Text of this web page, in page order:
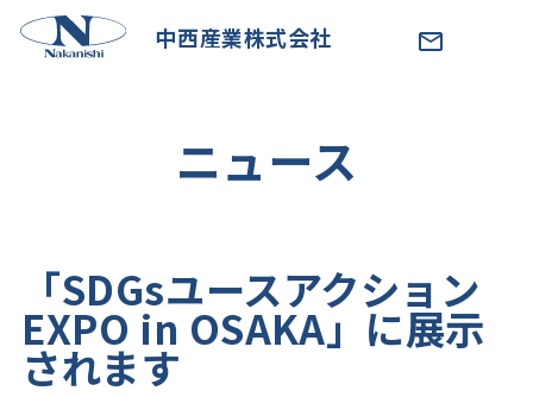
中西産業株式会社
ニュース
「SDGsユースアクション
EXPO in OSAKA」に展示
されます